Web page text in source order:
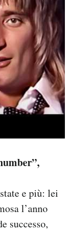
e più: lei
l’anno
successo,